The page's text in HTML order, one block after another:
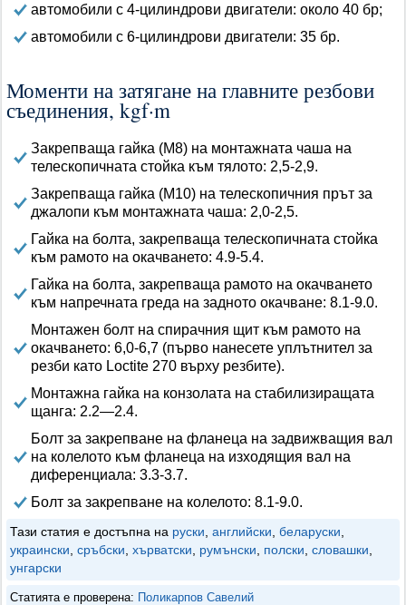
автомобили с 4-цилиндрови двигатели: около 40 бр;
автомобили с 6-цилиндрови двигатели: 35 бр.
Моменти на затягане на главните резбови
съединения, kgf·m
Закрепваща гайка (M8) на монтажната чаша на
телескопичната стойка към тялото: 2,5-2,9.
Закрепваща гайка (M10) на телескопичния прът за
джалопи към монтажната чаша: 2,0-2,5.
Гайка на болта, закрепваща телескопичната стойка
към рамото на окачването: 4.9-5.4.
Гайка на болта, закрепваща рамото на окачването
към напречната греда на задното окачване: 8.1-9.0.
Монтажен болт на спирачния щит към рамото на
окачването: 6,0-6,7 (първо нанесете уплътнител за
резби като Loctite 270 върху резбите).
Монтажна гайка на конзолата на стабилизиращата
щанга: 2.2—2.4.
Болт за закрепване на фланеца на задвижващия вал
на колелото към фланеца на изходящия вал на
диференциала: 3.3-3.7.
Болт за закрепване на колелото: 8.1-9.0.
Тази статия е достъпна на руски английски беларуски
украински сръбски хърватски румънски полски словашки
унгарски
Статията е проверена: Поликарпов Савелий